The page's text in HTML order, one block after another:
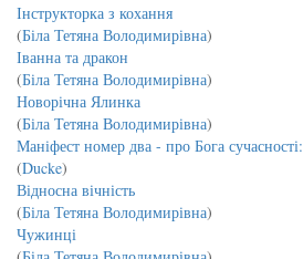
Інструкторка з кохання
(Біла Тетяна Володимирівна)
Іванна та дракон
(Біла Тетяна Володимирівна)
Новорічна Ялинка
(Біла Тетяна Володимирівна)
Маніфест номер два - про Бога сучасності:
(Ducke)
Відносна вічність
(Біла Тетяна Володимирівна)
Чужинці